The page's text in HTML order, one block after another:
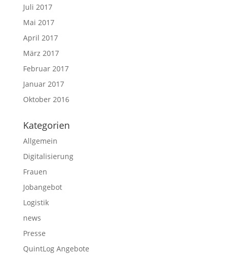
Juli 2017
Mai 2017
April 2017
März 2017
Februar 2017
Januar 2017
Oktober 2016
Kategorien
Allgemein
Digitalisierung
Frauen
Jobangebot
Logistik
news
Presse
QuintLog Angebote